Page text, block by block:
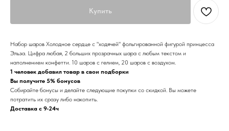
Купить
Набор шаров Холодное сердце с "ходячей" фольгированной фигурой принцесса
Эльза. Цифра любая, 2 больших прозрачных шара с любым текстом и
наполнением конфетти. 10 шаров с гелием, 20 шаров с воздухом.
1 человек добавил товар в свои подборки
Вы получите 5% бонусов
Собирайте бонусы и делайте следующие покупки со скидкой. Вы можете
потратить их сразу либо накопить.
Доставка с 9-24ч